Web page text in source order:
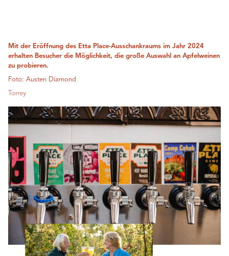
Mit der Eröffnung des Etta Place-Ausschankraums im Jahr 2024
erhalten Besucher die Möglichkeit, die große Auswahl an Apfelweinen
zu probieren.
Foto: Austen Diamond
Torrey